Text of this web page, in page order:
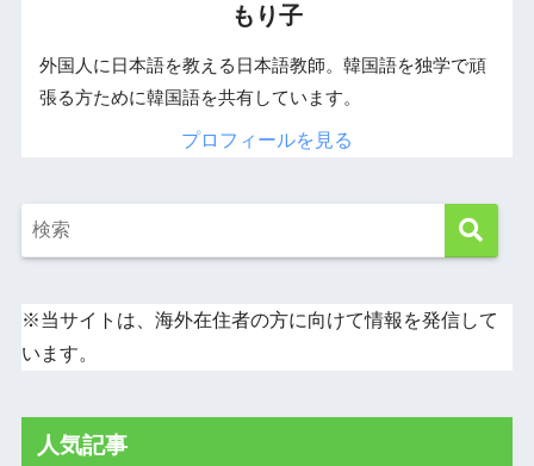
もり子
外国人に日本語を教える日本語教師。韓国語を独学で頑
張る方ために韓国語を共有しています。
プロフィールを見る
※当サイトは、海外在住者の方に向けて情報を発信して
います。
人気記事